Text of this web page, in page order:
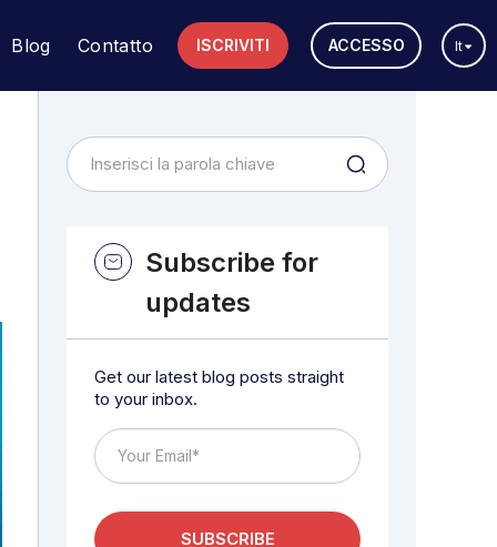
ISCRIVITI ACCESSO It
Blog Contatto
Subscribe for
updates
Get our latest blog posts straight
to your inbox.